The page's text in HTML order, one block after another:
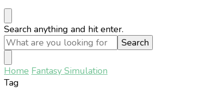
Looking
for
Something?
Search anything and hit enter.
Home Fantasy Simulation
Tag